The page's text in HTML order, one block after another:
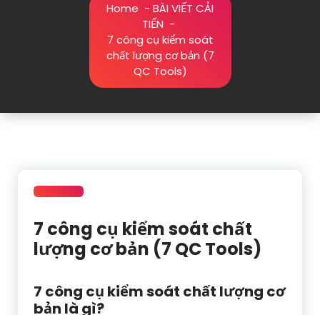
Home - BÀI VIẾT CẢI
TIẾN -
7 công cụ kiểm soát
chất lượng cơ bản (7
QC Tools)
7 công cụ kiểm soát chất
lượng cơ bản (7 QC Tools)
7 công cụ kiểm soát chất lượng cơ
bản là gì?